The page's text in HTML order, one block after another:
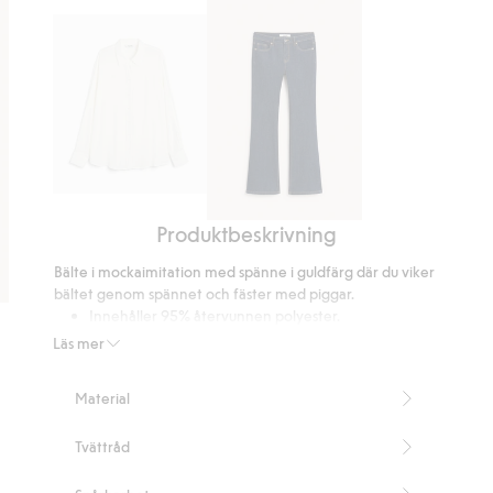
Flare
low
Produktbeskrivning
Läs mer
Bälte i mockaimitation med spänne i guldfärg där du viker
bältet genom spännet och fäster med piggar.
Artikelnummer
Material
Tvättråd